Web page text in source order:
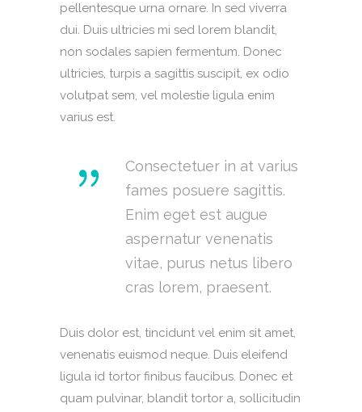
pellentesque urna ornare. In sed viverra
dui. Duis ultricies mi sed lorem blandit,
non sodales sapien fermentum. Donec
ultricies, turpis a sagittis suscipit, ex odio
volutpat sem, vel molestie ligula enim
varius est.
Consectetuer in at varius
fames posuere sagittis.
Enim eget est augue
aspernatur venenatis
vitae, purus netus libero
cras lorem, praesent.
Duis dolor est, tincidunt vel enim sit amet,
venenatis euismod neque. Duis eleifend
ligula id tortor finibus faucibus. Donec et
quam pulvinar, blandit tortor a, sollicitudin